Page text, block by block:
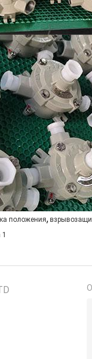
положения,